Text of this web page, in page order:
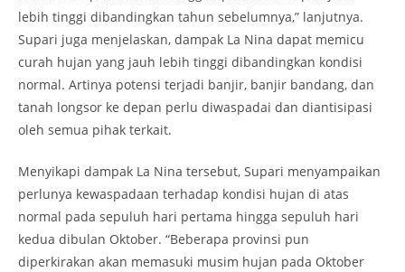
lebih tinggi dibandingkan tahun sebelumnya,” lanjutnya.
Supari juga menjelaskan, dampak La Nina dapat memicu
curah hujan yang jauh lebih tinggi dibandingkan kondisi
normal. Artinya potensi terjadi banjir, banjir bandang, dan
tanah longsor ke depan perlu diwaspadai dan diantisipasi
oleh semua pihak terkait.
Menyikapi dampak La Nina tersebut, Supari menyampaikan
perlunya kewaspadaan terhadap kondisi hujan di atas
normal pada sepuluh hari pertama hingga sepuluh hari
kedua dibulan Oktober. “Beberapa provinsi pun
diperkirakan akan memasuki musim hujan pada Oktober